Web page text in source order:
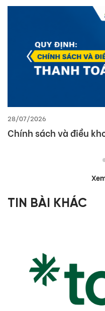
02/07/2026
Thông báo lịch cung
TIN BÀI KHÁC